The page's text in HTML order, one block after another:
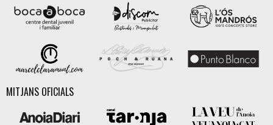
MITJANS OFICIALS